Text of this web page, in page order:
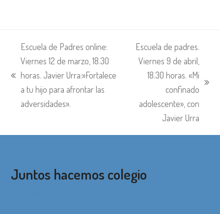
entrada
anterior:
Escuela de Padres online:
Viernes 12 de marzo, 18.30
horas. Javier Urra:»Fortalece
a tu hijo para afrontar las
adversidades».
Escuela de padres.
Viernes 9 de abril,
18.30 horas. «Mi
confinado
adolescente», con
Javier Urra
Juntos hacemos colegio